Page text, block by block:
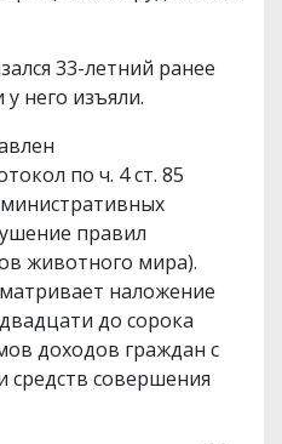
33-летний ранее
него изъяли.
по ч. 4 ст. 85
правил
животного мира).
наложение
до сорока
доходов граждан с
средств совершения